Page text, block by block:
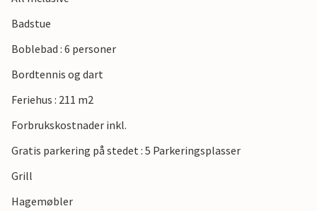
Badstue
Boblebad : 6 personer
Bordtennis og dart
Feriehus : 211 m2
Forbrukskostnader inkl.
Gratis parkering på stedet : 5 Parkeringsplasser
Grill
Hagemøbler